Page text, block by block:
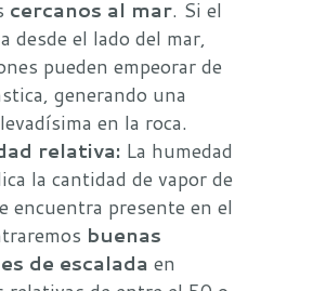
cercanos al mar. Si el
desde el lado del mar,
pueden empeorar de
generando una
en la roca.
relativa: La humedad
la cantidad de vapor de
encuentra presente en el
buenas
de escalada en